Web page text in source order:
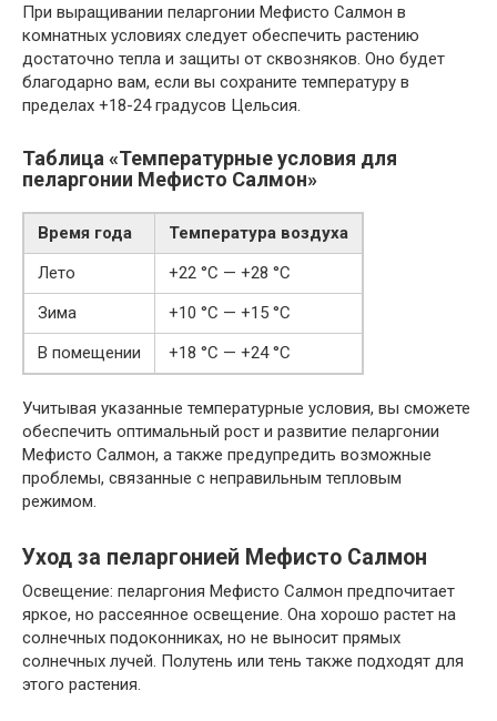
При выращивании пеларгонии Мефисто Салмон в
комнатных условиях следует обеспечить растению
достаточно тепла и защиты от сквозняков. Оно будет
благодарно вам, если вы сохраните температуру в
пределах +18-24 градусов Цельсия.
Таблица «Температурные условия для
пеларгонии Мефисто Салмон»
Время года
Температура воздуха
Лето
+22 °C — +28 °C
Зима
+10 °C — +15 °C
В помещении
+18 °C — +24 °C
Учитывая указанные температурные условия, вы сможете
обеспечить оптимальный рост и развитие пеларгонии
Мефисто Салмон, а также предупредить возможные
проблемы, связанные с неправильным тепловым
режимом.
Уход за пеларгонией Мефисто Салмон
Освещение: пеларгония Мефисто Салмон предпочитает
яркое, но рассеянное освещение. Она хорошо растет на
солнечных подоконниках, но не выносит прямых
солнечных лучей. Полутень или тень также подходят для
этого растения.